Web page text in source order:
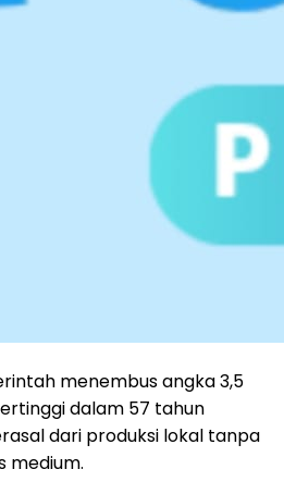
menembus angka 3,5
dalam 57 tahun
dari produksi lokal tanpa
medium.